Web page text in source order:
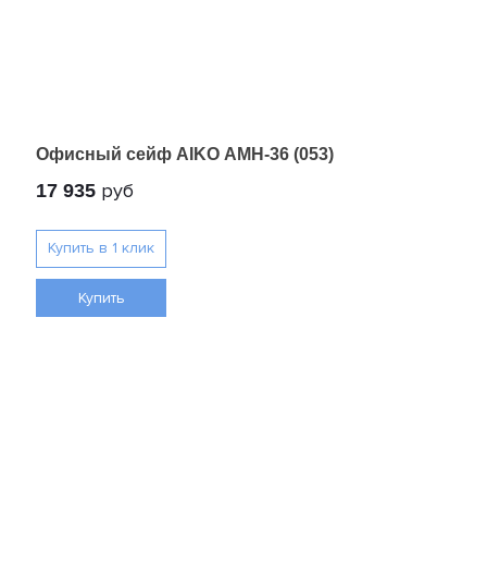
Офисный сейф AIKO AMH-36 (053)
17 935 руб
Купить